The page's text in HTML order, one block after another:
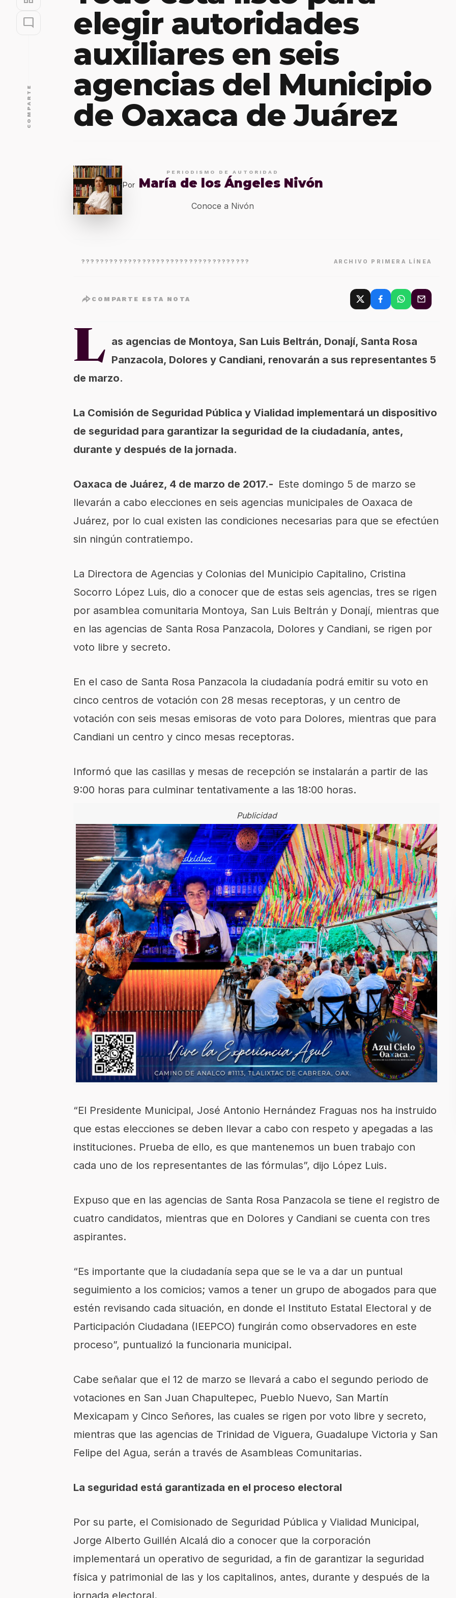
mode_comment
COMPARTE
elegir autoridades
auxiliares en seis
agencias del Municipio
de Oaxaca de Juárez
PERIODISMO DE AUTORIDAD
Por María de los Ángeles Nivón
Conoce a Nivón
???????????????????????????????????? ARCHIVO PRIMERA LÍNEA
COMPARTE ESTA NOTA
L as agencias de Montoya, San Luis Beltrán, Donají, Santa Rosa
Panzacola, Dolores y Candiani, renovarán a sus representantes 5
de marzo.
La Comisión de Seguridad Pública y Vialidad implementará un dispositivo
de seguridad para garantizar la seguridad de la ciudadanía, antes,
durante y después de la jornada.
Oaxaca de Juárez, 4 de marzo de 2017.- Este domingo 5 de marzo se
llevarán a cabo elecciones en seis agencias municipales de Oaxaca de
Juárez, por lo cual existen las condiciones necesarias para que se efectúen
sin ningún contratiempo.
La Directora de Agencias y Colonias del Municipio Capitalino, Cristina
Socorro López Luis, dio a conocer que de estas seis agencias, tres se rigen
por asamblea comunitaria Montoya, San Luis Beltrán y Donají, mientras que
en las agencias de Santa Rosa Panzacola, Dolores y Candiani, se rigen por
voto libre y secreto.
En el caso de Santa Rosa Panzacola la ciudadanía podrá emitir su voto en
cinco centros de votación con 28 mesas receptoras, y un centro de
votación con seis mesas emisoras de voto para Dolores, mientras que para
Candiani un centro y cinco mesas receptoras.
Informó que las casillas y mesas de recepción se instalarán a partir de las
9:00 horas para culminar tentativamente a las 18:00 horas.
Publicidad
“El Presidente Municipal, José Antonio Hernández Fraguas nos ha instruido
que estas elecciones se deben llevar a cabo con respeto y apegadas a las
instituciones. Prueba de ello, es que mantenemos un buen trabajo con
cada uno de los representantes de las fórmulas”, dijo López Luis.
Expuso que en las agencias de Santa Rosa Panzacola se tiene el registro de
cuatro candidatos, mientras que en Dolores y Candiani se cuenta con tres
aspirantes.
“Es importante que la ciudadanía sepa que se le va a dar un puntual
seguimiento a los comicios; vamos a tener un grupo de abogados para que
estén revisando cada situación, en donde el Instituto Estatal Electoral y de
Participación Ciudadana (IEEPCO) fungirán como observadores en este
proceso”, puntualizó la funcionaria municipal.
Cabe señalar que el 12 de marzo se llevará a cabo el segundo periodo de
votaciones en San Juan Chapultepec, Pueblo Nuevo, San Martín
Mexicapam y Cinco Señores, las cuales se rigen por voto libre y secreto,
mientras que las agencias de Trinidad de Viguera, Guadalupe Victoria y San
Felipe del Agua, serán a través de Asambleas Comunitarias.
La seguridad está garantizada en el proceso electoral
Por su parte, el Comisionado de Seguridad Pública y Vialidad Municipal,
Jorge Alberto Guillén Alcalá dio a conocer que la corporación
implementará un operativo de seguridad, a fin de garantizar la seguridad
física y patrimonial de las y los capitalinos, antes, durante y después de la
jornada electoral.